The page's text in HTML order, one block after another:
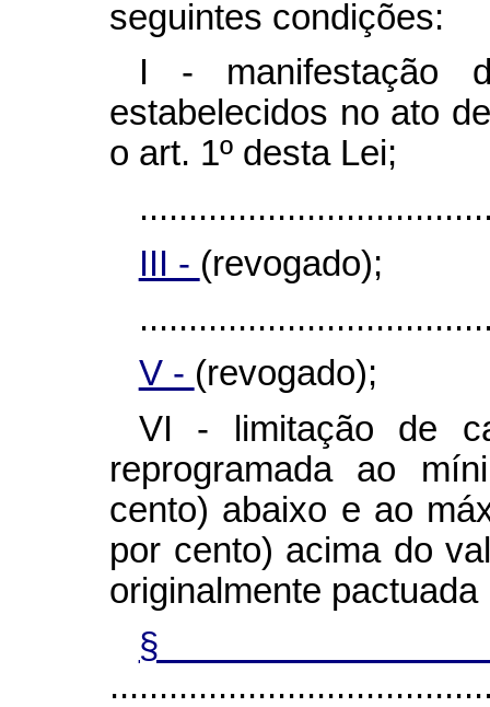
seguintes condições:
I - manifestação
estabelecidos no ato
o art. 1º desta Lei;
III - (revogado);
V - (revogado);
VI - limitação de
reprogramada ao
cento) abaixo e ao
por cento) acima do
originalmente
§